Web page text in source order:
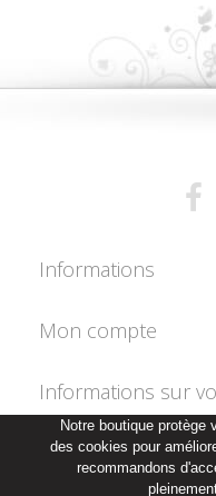
Notre boutique protège
des cookies pour
recommandons
Informations
Mon compte
Informations sur